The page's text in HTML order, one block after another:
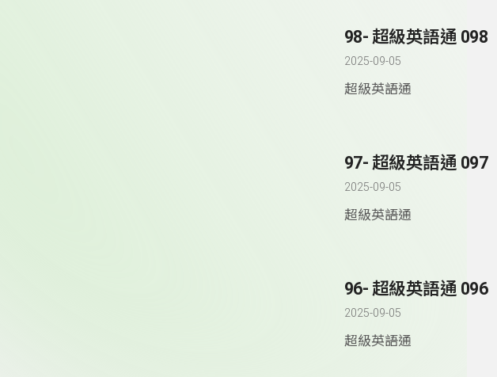
98- 超級英語通 098
2025-09-05
超級英語通
97- 超級英語通 097
2025-09-05
超級英語通
96- 超級英語通 096
2025-09-05
超級英語通